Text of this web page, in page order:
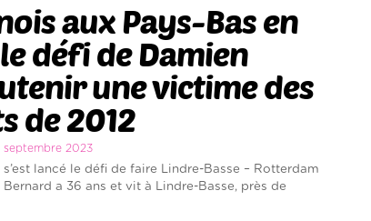
aux Pays-Bas en
défi de Damien
une victime des
de 2012
septembre 2023
lancé le défi de faire Lindre-Basse – Rotterdam
a 36 ans et vit à Lindre-Basse, près de